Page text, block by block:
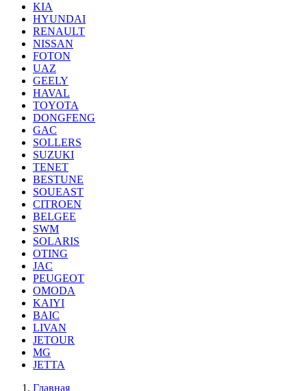
KIA
HYUNDAI
RENAULT
NISSAN
FOTON
UAZ
GEELY
HAVAL
TOYOTA
DONGFENG
GAC
SOLLERS
SUZUKI
TENET
BESTUNE
SOUEAST
CITROEN
BELGEE
SWM
SOLARIS
OTING
JAC
PEUGEOT
OMODA
KAIYI
BAIC
LIVAN
JETOUR
MG
JETTA
Главная